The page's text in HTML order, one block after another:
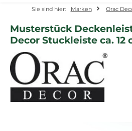
Sie sind hier: Marken Orac
Musterstück
Decor Stuckleiste ca. 12